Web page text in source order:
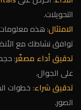
التحويلات.
الامتثال: هذه
توافق نشاطك مع
تدقيق أداء مصغّر
على الجوال.
تدقيق شراء
الصور.